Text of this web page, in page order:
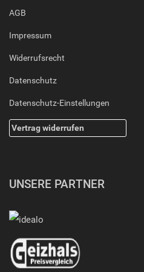
AGB
Impressum
Widerrufsrecht
Datenschutz
Datenschutz-Einstellungen
Vertrag widerrufen
UNSERE PARTNER